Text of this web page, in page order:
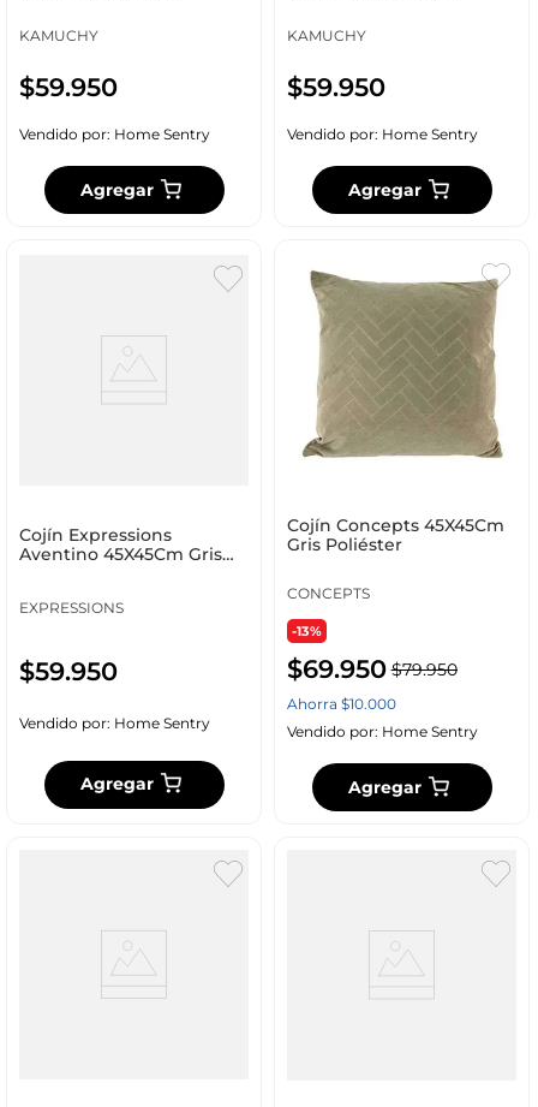
KAMUCHY
$59.950
Vendido por: Home Sentry
Agregar
KAMUCHY
$59.950
Vendido por: Home Sentry
Agregar
Cojín Expressions
Aventino 45X45Cm Gris
EXPRESSIONS
$59.950
Vendido por: Home Sentry
Agregar
Cojín Concepts 45X45Cm
Gris Poliéster
CONCEPTS
-13%
$69.950 $79.950
Ahorra $10.000
Vendido por: Home Sentry
Agregar